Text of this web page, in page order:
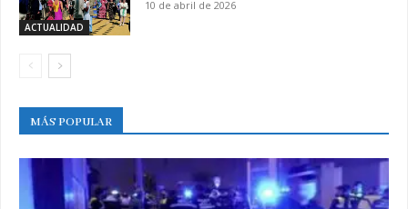
ACTUALIDAD
10 de abril de 2026
MÁS POPULAR